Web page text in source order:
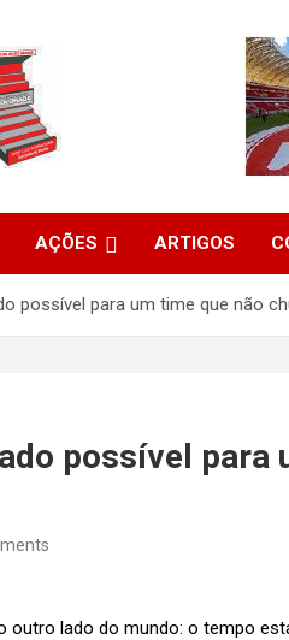
AÇÕES ARTIGOS
possível para um time que não
possível para
outro lado do mundo: o tempo